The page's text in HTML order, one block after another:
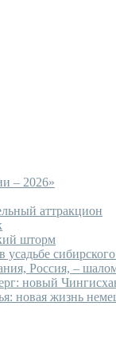
– 2026»
аттракцион
шторм
Россия, –
новый
новая жизнь